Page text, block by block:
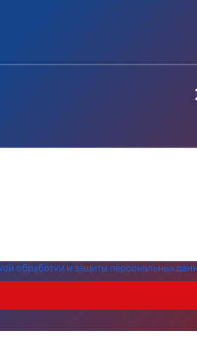
обработки и защиты персональных